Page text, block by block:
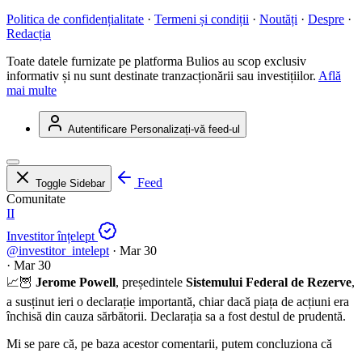
Politica de confidențialitate · Termeni și condiții · Noutăți · Despre ·
Redacția
Toate datele furnizate pe platforma Bulios au scop exclusiv
informativ și nu sunt destinate tranzacționării sau investițiilor. Află
mai multe
Autentificare Personalizați-vă feed-ul
Toggle Sidebar
Feed
Comunitate
II
Investitor înțelept
@investitor_intelept · Mar 30
· Mar 30
📈🦉 Jerome Powell, președintele Sistemului Federal de Rezerve,
a susținut ieri o declarație importantă, chiar dacă piața de acțiuni era
închisă din cauza sărbătorii. Declarația sa a fost destul de prudentă.
Mi se pare că, pe baza acestor comentarii, putem concluziona că